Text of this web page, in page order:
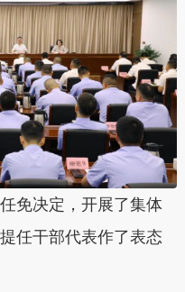
免决定，开展了集体
任干部代表作了表态